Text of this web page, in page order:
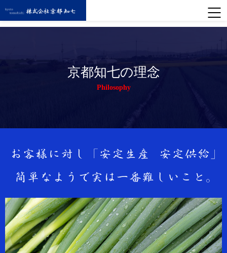
京都知七の理念
Philosophy